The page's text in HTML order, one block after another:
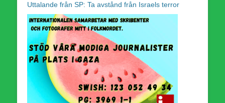
Uttalande från SP: Ta avstånd från Israels terror